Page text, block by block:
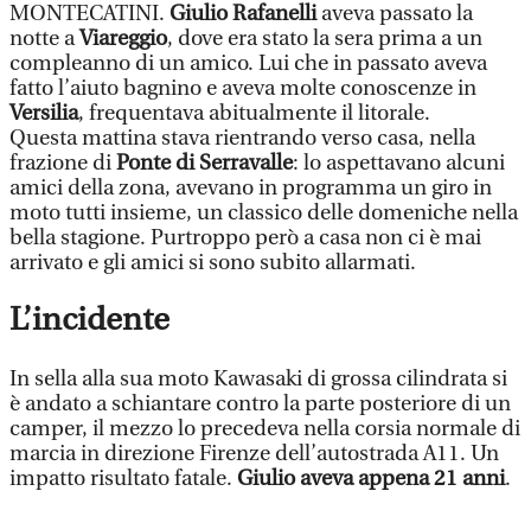
MONTECATINI. Giulio Rafanelliaveva passato la
notte aViareggio, dove era stato la sera prima a un
compleanno di un amico. Lui che in passato aveva
fatto l’aiuto bagnino e aveva molte conoscenze in
Versilia, frequentava abitualmente il litorale.
Questa mattina stava rientrando verso casa, nella
frazione diPonte di Serravalle: lo aspettavano alcuni
amici della zona, avevano in programma un giro in
moto tutti insieme, un classico delle domeniche nella
bella stagione. Purtroppo però a casa non ci è mai
arrivato e gli amici si sono subito allarmati.
L’incidente
In sella alla sua moto Kawasaki di grossa cilindrata si
è andato a schiantare contro la parte posteriore di un
camper, il mezzo lo precedeva nella corsia normale di
marcia in direzione Firenze dell’autostrada A11. Un
impatto risultato fatale. Giulio aveva appena 21 anni.